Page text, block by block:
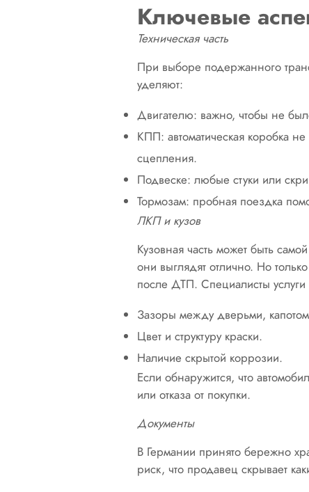
Ключевые
Техническая часть
При выборе подержанного
уделяют:
Двигателю: важно, чтобы не
КПП: автоматическая коробка
сцепления.
Подвеске: любые стуки или
Тормозам: пробная поездка
ЛКП и кузов
Кузовная часть может быть
они выглядят отлично. Но
после ДТП. Специалисты услуги
Зазоры между дверьми,
Цвет и структуру краски.
Наличие скрытой коррозии.
Если обнаружится, что
или отказа от покупки.
Документы
В Германии принято бережно
риск, что продавец скрывает